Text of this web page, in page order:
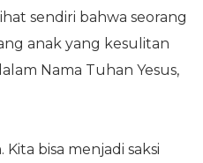
sendiri bahwa seorang
anak yang kesulitan
Nama Tuhan Yesus,
bisa menjadi saksi